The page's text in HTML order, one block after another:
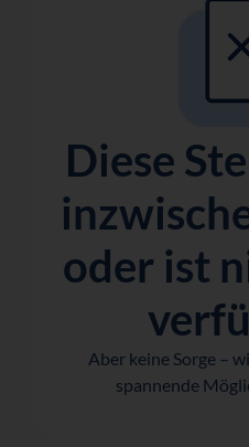
Diese
oder ist
Aber keine Sorge –
spannende